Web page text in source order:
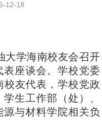
12-18
大学海南校友会召开
座谈会。学校党委
友代表，学校党政
生工作部（处）、
与材料学院相关负